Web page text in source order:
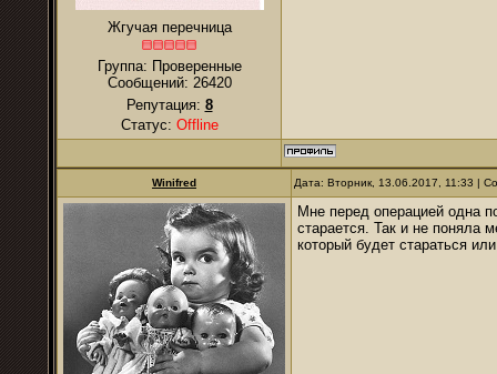
Жгучая перечница
Группа: Проверенные
Сообщений: 26420
Репутация: 8
Статус: Offline
Winifred Дата: Вторник, 13.06.2017, 11:33 |
Мне перед операцией одна
старается. Так и не поняла
который будет стараться